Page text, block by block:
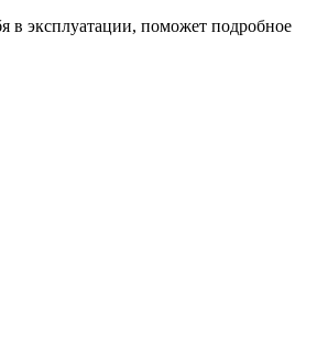
в эксплуатации, поможет подробное